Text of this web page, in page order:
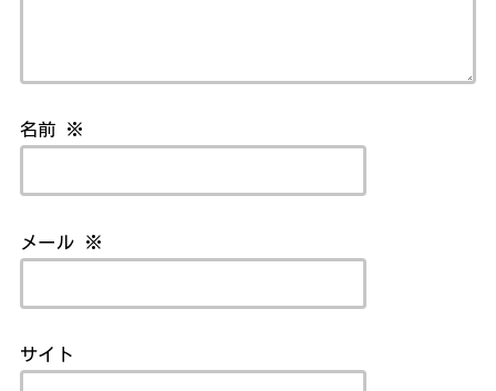
名前 ※
メール ※
サイト